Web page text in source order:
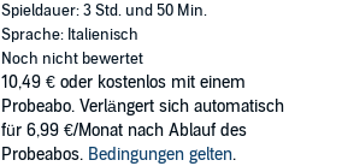
Spieldauer: 3 Std. und 50 Min.
Sprache: Italienisch
Noch nicht bewertet
10,49 € oder kostenlos mit einem
Probeabo. Verlängert sich automatisch
für 6,99 €/Monat nach Ablauf des
Probeabos. Bedingungen gelten.